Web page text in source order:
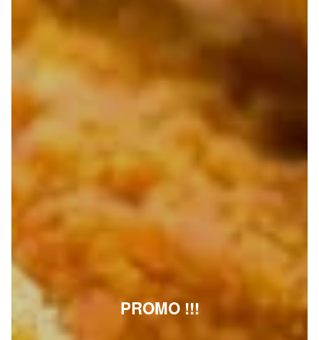
PROMO !!!